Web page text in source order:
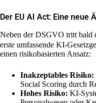
Der EU AI Act: Eine neue
Neben der DSGVO tritt bald
erste umfassende KI-
einen risikobasierten Ansatz:
Inakzeptables Risiko:
Social Scoring durch
Hohes Risiko: KI-